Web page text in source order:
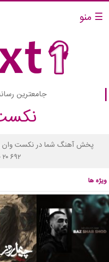
☰ منو
جامعترین
پخش آهنگ شما در نکست وان
۰۹۳۸
ویژه ها